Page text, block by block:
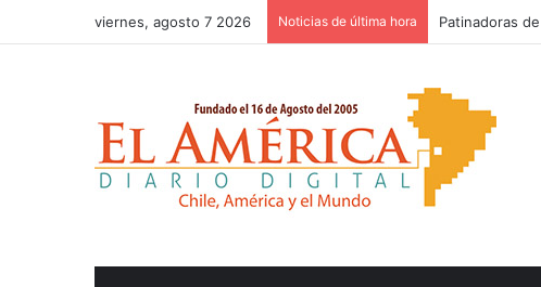
viernes, agosto 7 2026 Noticias de última hora Patinadoras